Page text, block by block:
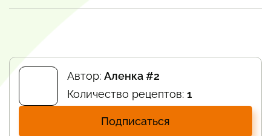
Автор: Аленка #2
Количество рецептов: 1
Подписаться